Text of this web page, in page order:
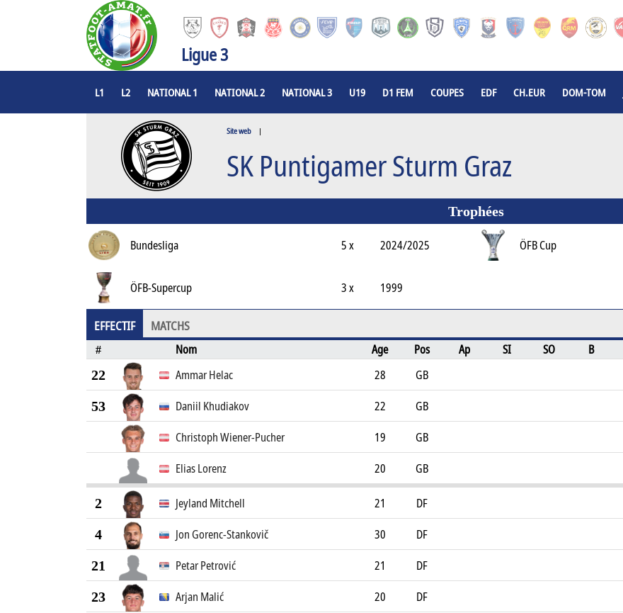
Ligue 3
L1 L2 NATIONAL 1 NATIONAL 2 NATIONAL 3 U19 D1 FEM COUPES EDF CH.EUR DOM-TOM
Site web |
SK Puntigamer Sturm Graz
Trophées
Bundesliga 5 x 2024/2025 ÖFB Cup
ÖFB-Supercup 3 x 1999
EFFECTIF MATCHS
# Nom Age Pos Ap SI SO B
22
Ammar Helac 28
GB
53
Daniil Khudiakov 22
GB
Christoph Wiener-Pucher
19
GB
Elias Lorenz
20 GB
2 Jeyland Mitchell 21
DF
4
Jon Gorenc-Stankovič 30
DF
21
Petar Petrović 21
DF
23
Arjan Malić 20
DF